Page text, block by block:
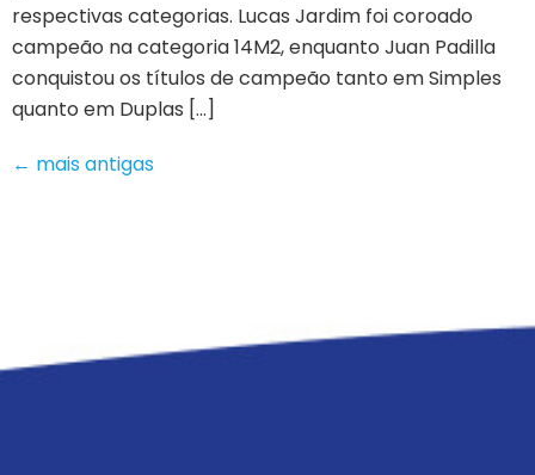
respectivas categorias. Lucas Jardim foi coroado
campeão na categoria 14M2, enquanto Juan Padilla
conquistou os títulos de campeão tanto em Simples
quanto em Duplas […]
← mais antigas